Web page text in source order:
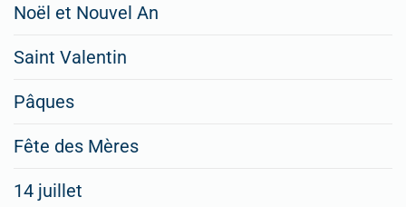
Noël et Nouvel An
Saint Valentin
Pâques
Fête des Mères
14 juillet